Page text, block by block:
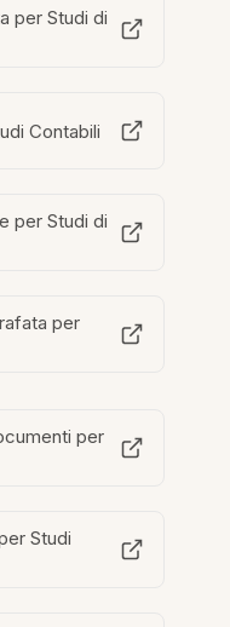
per Studi di
Contabili
per Studi di
per
per
Studi